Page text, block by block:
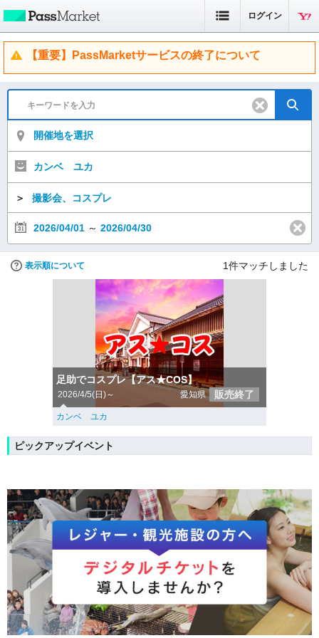
ログイン
【重要】PassMarketサービスの終了について
開催地を選択
カンベ ユカ
＞ 撮影会、コスプレ
2026/04/01 ～ 2026/04/30
表示順について 1件マッチしました
足助でコスプレ【アス★COS】
2026/4/5(日)～ 愛知県 販売終了
カンベ ユカ
ピックアップイベント